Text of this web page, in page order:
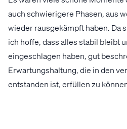
auch schwierigere Phasen, aus
wieder rausgekämpft haben. Da
ich hoffe, dass alles stabil bleibt
eingeschlagen haben, gut
Erwartungshaltung, die in den
entstanden ist, erfüllen zu